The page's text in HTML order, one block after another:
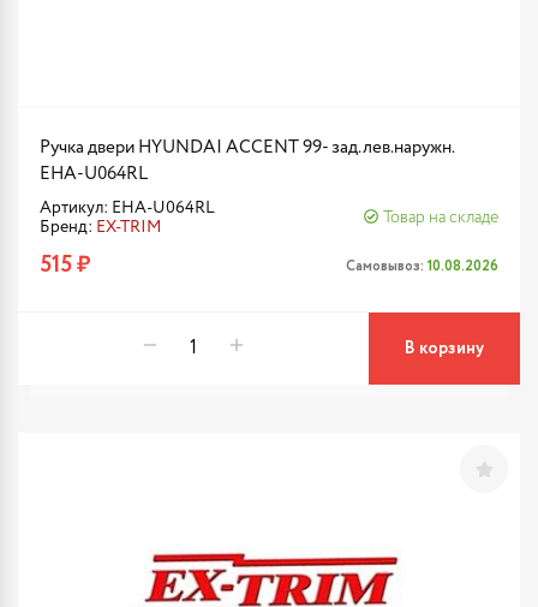
Ручка двери HYUNDAI ACCENT 99- зад.лев.наружн.
EHA-U064RL
Артикул: EHA-U064RL
Бренд: EX-TRIM
Товар на складе
515 ₽ Самовывоз: 10.08.2026
В корзину